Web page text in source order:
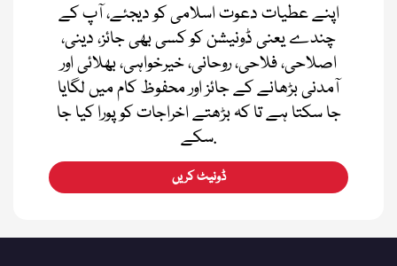
اپنے عطیات دعوت اسلامی کو دیجئے، آپ کے
چندے یعنی ڈونیشن کو کسی بھی جائز، دینی،
اصلاحی، فلاحی، روحانی، خیرخواہی، بھلائی اور
آمدنی بڑھانے کے جائز اور محفوظ کام میں لگایا
جا سکتا ہے تا کہ بڑھتے اخراجات کو پورا کیا جا
سکے.
ڈونیٹ کریں